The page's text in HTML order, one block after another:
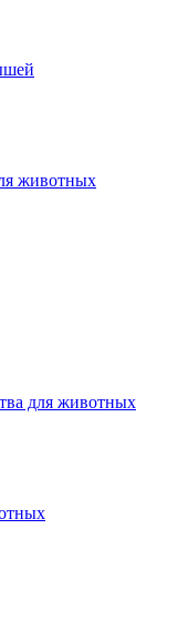
животных
для животных